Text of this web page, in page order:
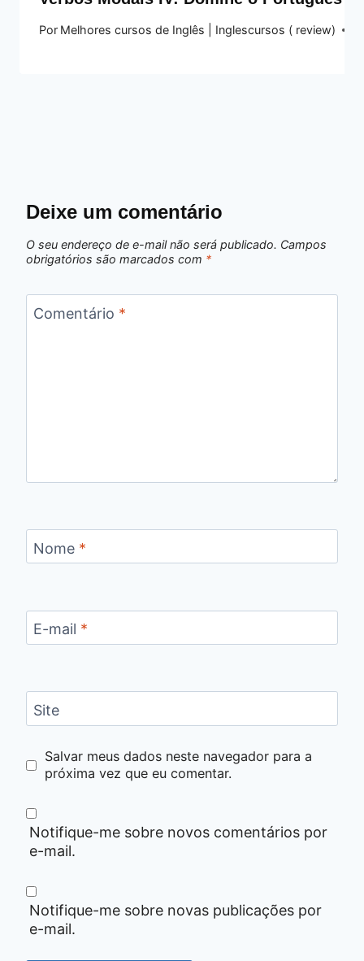
Por Melhores cursos de Inglês | Inglescursos ( review)
Deixe um comentário
O seu endereço de e-mail não será publicado. Campos
obrigatórios são marcados com *
Comentário *
Nome *
E-mail *
Site
Salvar meus dados neste navegador para a
próxima vez que eu comentar.
Notifique-me sobre novos comentários por
e-mail.
Notifique-me sobre novas publicações por
e-mail.